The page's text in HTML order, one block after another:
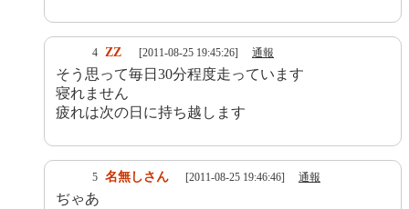
4 ZZ [2011-08-25 19:45:26] 通報
そう思って毎日30分程度走っています
寝れません
疲れは次の日に持ち越します
5 名無しさん [2011-08-25 19:46:46] 通報
ぢゃあ